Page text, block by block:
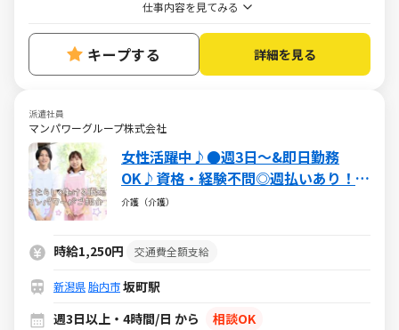
仕事内容を見てみる
キープする 詳細を見る
派遣社員
マンパワーグループ株式会社
女性活躍中♪●週3日～&即日勤務
OK♪資格・経験不問◎週払いあり！
【介護/食事サポートなど】
介護（介護）
時給1,250円 交通費全額支給
新潟県胎内市坂町駅
週3日以上・4時間/日 から
相談OK